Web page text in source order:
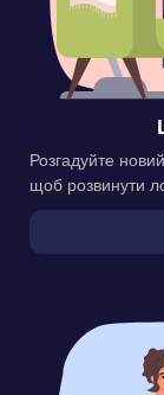
Розгадуйте
щоб розвинути